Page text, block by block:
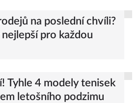
na poslední chvíli?
pro každou
Tyhle 4 modely tenisek
letošního podzimu